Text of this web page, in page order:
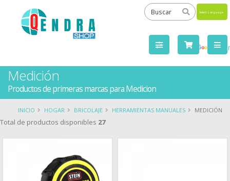
by
Medición
Productos de primeras marcas para Medicion
INICIO HOGAR BRICOLAJE HERRAMIENTAS MANUALES MEDICIÓN
Total de productos disponibles 27